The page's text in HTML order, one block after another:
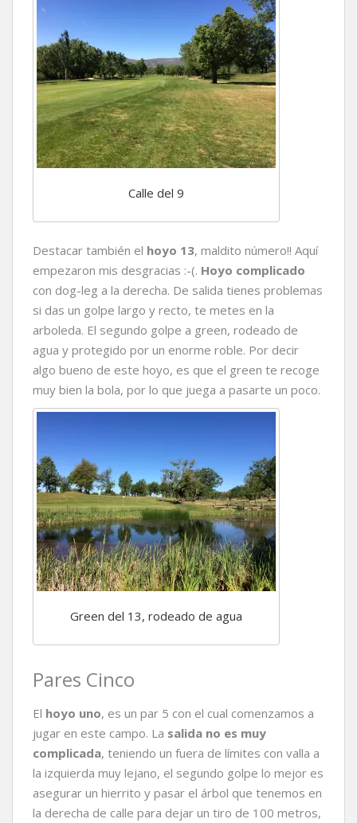
Calle del 9
Destacar también el hoyo 13, maldito número!! Aquí
empezaron mis desgracias :-(. Hoyo complicado
con dog-leg a la derecha. De salida tienes problemas
si das un golpe largo y recto, te metes en la
arboleda. El segundo golpe a green, rodeado de
agua y protegido por un enorme roble. Por decir
algo bueno de este hoyo, es que el green te recoge
muy bien la bola, por lo que juega a pasarte un poco.
Green del 13, rodeado de agua
Pares Cinco
El hoyo uno, es un par 5 con el cual comenzamos a
jugar en este campo. La salida no es muy
complicada, teniendo un fuera de límites con valla a
la izquierda muy lejano, el segundo golpe lo mejor es
asegurar un hierrito y pasar el árbol que tenemos en
la derecha de calle para dejar un tiro de 100 metros,